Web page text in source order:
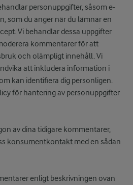
personuppgifter, såsom e-
som du anger när du lämnar en
Vi behandlar dessa uppgifter
kommentarer för att
och olämpligt innehåll. Vi
att inkludera information i
kan identifiera dig personligen.
för hantering av personuppgifter
av dina tidigare kommentarer,
konsumentkontakt med en sådan
enligt beskrivningen ovan